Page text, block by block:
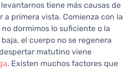
tiene más causas de
a primera vista. Comienza con la
dormimos lo suficiente o la
el cuerpo no se regenera
matutino viene
. Existen muchos factores que